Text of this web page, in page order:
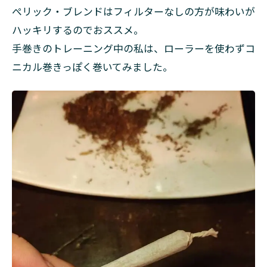
ぺリック・ブレンドはフィルターなしの方が味わいが
ハッキリするのでおススメ。
手巻きのトレーニング中の私は、ローラーを使わずコ
ニカル巻きっぽく巻いてみました。